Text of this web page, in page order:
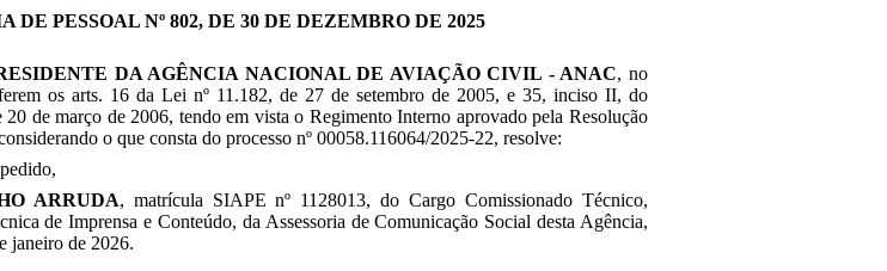
DE PESSOAL Nº 802, DE 30 DE DEZEMBRO DE 2025
DA AGÊNCIA NACIONAL DE AVIAÇÃO CIVIL - ANAC, no
os arts. 16 da Lei nº 11.182, de 27 de setembro de 2005, e 35, inciso II, do
de março de 2006, tendo em vista o Regimento Interno aprovado pela Resolução
o que consta do processo nº 00058.116064/2025-22, resolve:
ARRUDA, matrícula SIAPE nº 1128013, doCargo Comissionado Técnico,
de Imprensa e Conteúdo, da Assessoria de Comunicação Social desta Agência,
janeiro de 2026.